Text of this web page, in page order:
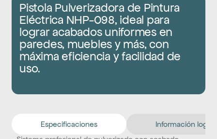
Pistola Pulverizadora de Pintura
Eléctrica NHP-098, ideal para
lograr acabados uniformes en
paredes, muebles y más, con
máxima eficiencia y facilidad de
uso.
Especificaciones
Información